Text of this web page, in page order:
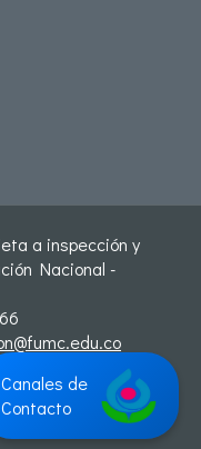
a inspección y
Nacional -
Canales de
Contacto